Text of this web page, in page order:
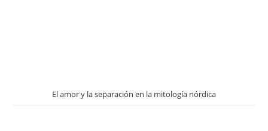
El amor y la separación en la mitología nórdica